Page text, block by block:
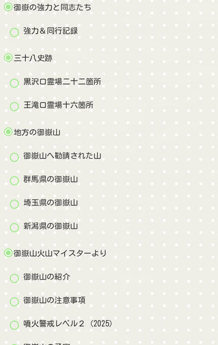
御嶽の強力と同志たち
強力＆同行記録
三十八史跡
黒沢口霊場二十二箇所
王滝口霊場十六箇所
地方の御嶽山
御嶽山へ勧請された山
群馬県の御嶽山
埼玉県の御嶽山
新潟県の御嶽山
御嶽山火山マイスターより
御嶽山の紹介
御嶽山の注意事項
噴火警戒レベル２（2025）